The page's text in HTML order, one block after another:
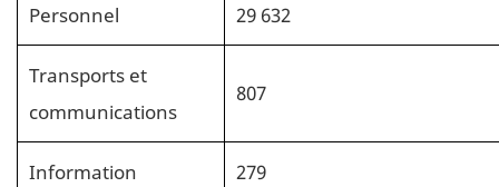
Personnel 29 632
Transports et
communications
807
Information 279